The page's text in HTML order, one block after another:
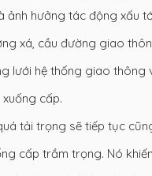
ảnh hưởng tác động xấu
xá, cầu đường giao
lưới hệ thống giao thông
cấp.
tải trọng sẽ tiếp tục
cấp trầm trọng. Nó